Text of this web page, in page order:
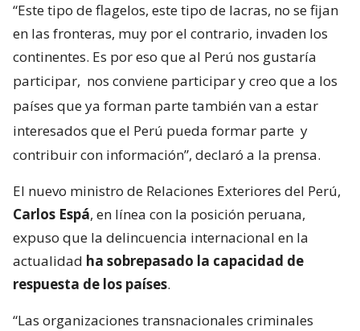
“Este tipo de flagelos, este tipo de lacras, no se fijan
en las fronteras, muy por el contrario, invaden los
continentes. Es por eso que al Perú nos gustaría
participar, nos conviene participar y creo que a los
países que ya forman parte también van a estar
interesados que el Perú pueda formar parte y
contribuir con información”, declaró a la prensa.
El nuevo ministro de Relaciones Exteriores del Perú,
Carlos Espá, en línea con la posición peruana,
expuso que la delincuencia internacional en la
actualidad ha sobrepasado la capacidad de
respuesta de los países.
“Las organizaciones transnacionales criminales